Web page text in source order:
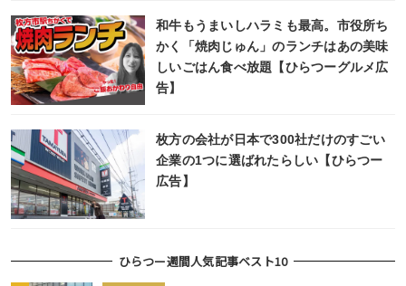
和牛もうまいしハラミも最高。市役所ち
かく「焼肉じゅん」のランチはあの美味
しいごはん食べ放題【ひらつーグルメ広
告】
枚方の会社が日本で300社だけのすごい
企業の1つに選ばれたらしい【ひらつー
広告】
ひらつー週間人気記事ベスト10